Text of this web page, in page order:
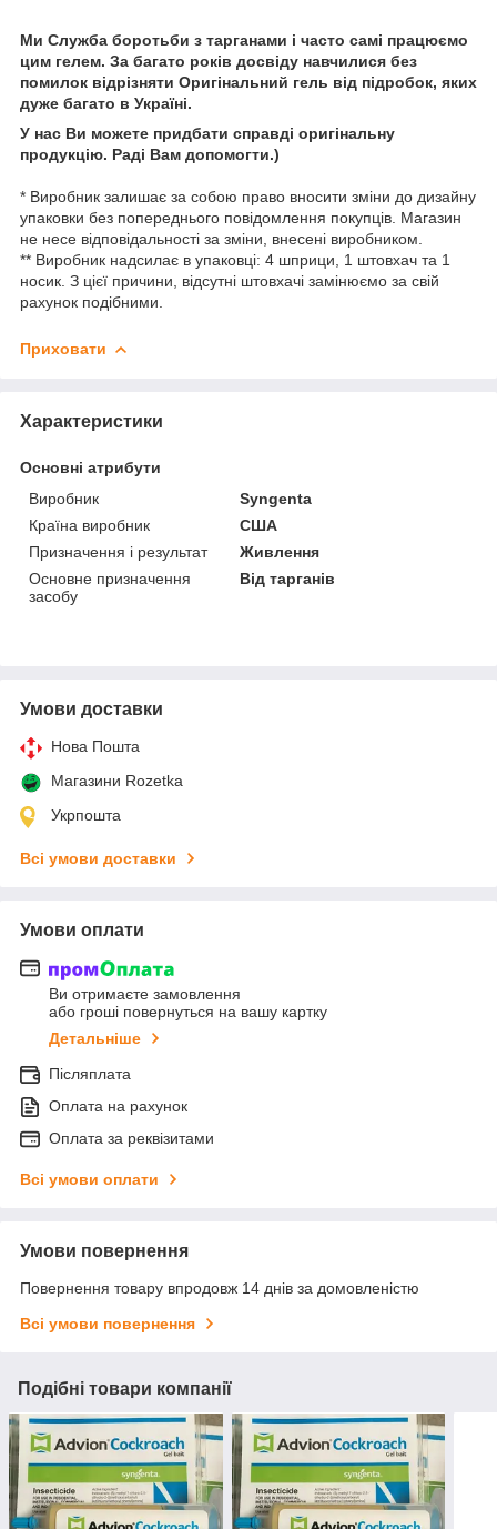
Ми Служба боротьби з тарганами і часто самі працюємо
цим гелем. За багато років досвіду навчилися без
помилок відрізняти Оригінальний гель від підробок, яких
дуже багато в Україні.
У нас Ви можете придбати справді оригінальну
продукцію. Раді Вам допомогти.)
* Виробник залишає за собою право вносити зміни до дизайну
упаковки без попереднього повідомлення покупців. Магазин
не несе відповідальності за зміни, внесені виробником.
** Виробник надсилає в упаковці: 4 шприци, 1 штовхач та 1
носик. З цієї причини, відсутні штовхачі замінюємо за свій
рахунок подібними.
Приховати
Характеристики
Основні атрибути
Виробник
Syngenta
Країна виробник
США
Призначення і результат
Живлення
Основне призначення
засобу
Від тарганів
Умови доставки
Нова Пошта
Магазини Rozetka
Укрпошта
Всі умови доставки
Умови оплати
Ви отримаєте замовлення
або гроші повернуться на вашу картку
Детальніше
Післяплата
Оплата на рахунок
Оплата за реквізитами
Всі умови оплати
Умови повернення
Повернення товару впродовж 14 днів за домовленістю
Всі умови повернення
Подібні товари компанії